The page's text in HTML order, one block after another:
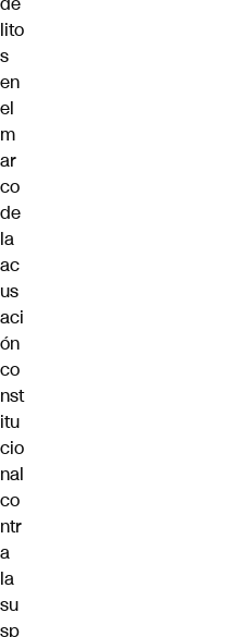
lito
s
en
el
m
ar
co
de
la
ac
us
aci
ón
co
nst
itu
cio
nal
co
ntr
a
la
su
sp